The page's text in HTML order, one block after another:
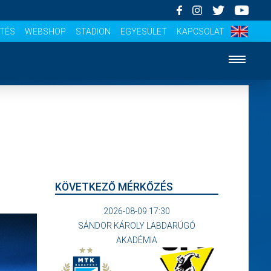
WEBSHOP STADION EGYESÜLET KAPCSOLAT
KÖVETKEZŐ MÉRKŐZÉS
2026-08-09 17:30
SÁNDOR KÁROLY LABDARÚGÓ
AKADÉMIA